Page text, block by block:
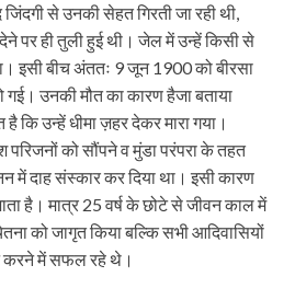
से उनकी सेहत गिरती जा रही थी,
पर ही तुली हुई थी। जेल में उन्हें किसी से
इसी बीच अंततः 9 जून 1900 को बीरसा
गई। उनकी मौत का कारण हैजा बताया
कि उन्हें धीमा ज़हर देकर मारा गया।
को सौंपने व मुंडा परंपरा के तहत
दाह संस्कार कर दिया था। इसी कारण
है। मात्र 25 वर्ष के छोटे से जीवन काल में
को जागृत किया बल्कि सभी आदिवासियों
करने में सफल रहे थे।